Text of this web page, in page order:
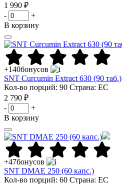
1 990 ₽
-
+
В корзину
+140бонусов
SNT Curcumin Extract 630 (90 таб.)
Кол-во порций: 90 Страна: ЕС
2 790 ₽
-
+
В корзину
+47бонусов
SNT DMAE 250 (60 капс.)
Кол-во порций: 60 Страна: ЕС